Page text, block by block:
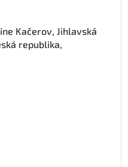
Kačerov, Jihlavská
republika,